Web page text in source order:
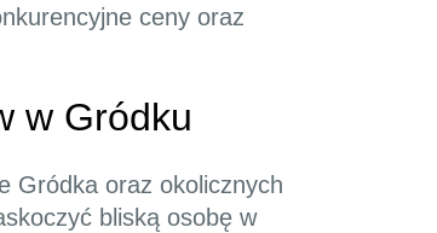
ceny oraz
w Gródku
Gródka oraz okolicznych
bliską osobę w